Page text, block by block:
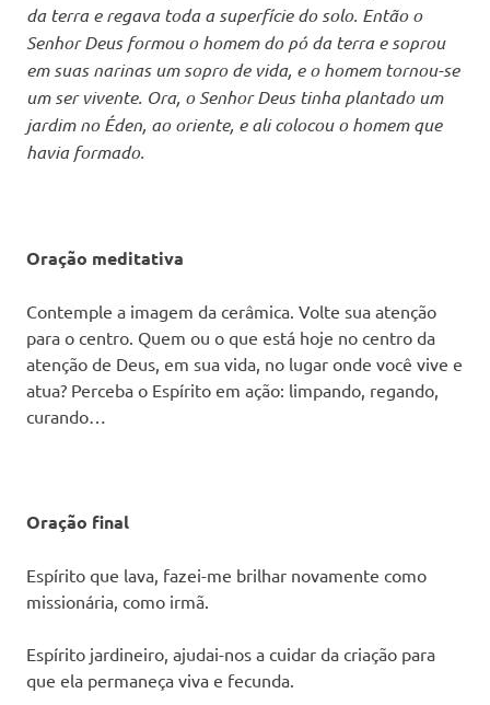
da terra e regava toda a superfície do solo. Então o
Senhor Deus formou o homem do pó da terra e soprou
em suas narinas um sopro de vida, e o homem tornou-se
um ser vivente. Ora, o Senhor Deus tinha plantado um
jardim no Éden, ao oriente, e ali colocou o homem que
havia formado.
Oração meditativa
Contemple a imagem da cerâmica. Volte sua atenção
para o centro. Quem ou o que está hoje no centro da
atenção de Deus, em sua vida, no lugar onde você vive e
atua? Perceba o Espírito em ação: limpando, regando,
curando…
Oração final
Espírito que lava, fazei-me brilhar novamente como
missionária, como irmã.
Espírito jardineiro, ajudai-nos a cuidar da criação para
que ela permaneça viva e fecunda.